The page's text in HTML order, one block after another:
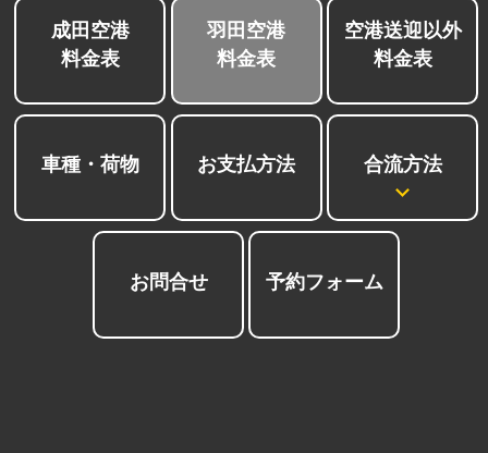
成田空港
料金表
羽田空港
料金表
空港送迎以外
料金表
車種・荷物 お支払方法 合流方法
お問合せ 予約フォーム